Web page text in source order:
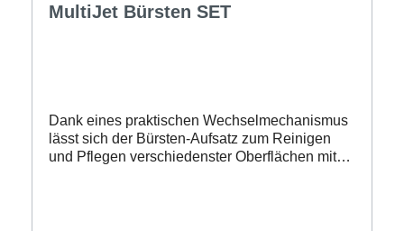
MultiJet Bürsten SET
Dank eines praktischen Wechselmechanismus
lässt sich der Bürsten-Aufsatz zum Reinigen
und Pflegen verschiedenster Oberflächen mit